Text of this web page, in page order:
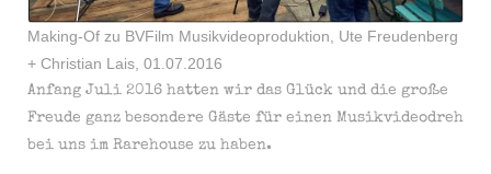
Making-Of zu BVFilm Musikvideoproduktion, Ute Freudenberg
+ Christian Lais, 01.07.2016
Anfang Juli 2016 hatten wir das Glück und die große
Freude ganz besondere Gäste für einen Musikvideodreh
bei uns im Rarehouse zu haben.